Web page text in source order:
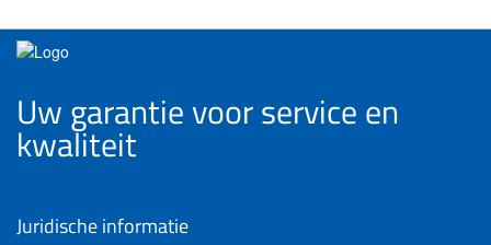
Uw garantie voor service en
kwaliteit
Juridische informatie